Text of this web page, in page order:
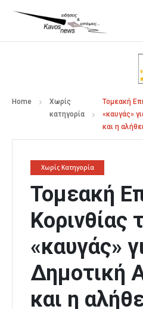
Home
Χωρίς
κατηγορία
Τομεακή
«καυγάς»
και η
Χωρίς Κατηγορία
Τομεακή
Κορινθίας
«καυγάς»
Δημοτική
και η